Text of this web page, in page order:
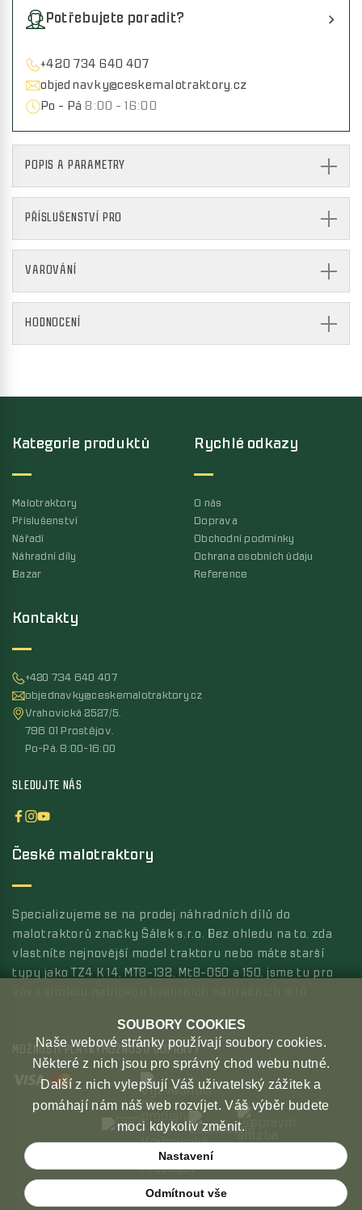
Potřebujete poradit?
+420 734 640 407
objednavky@ceskemalotraktory.cz
Po - Pá 8:00 - 16:00
POPIS A PARAMETRY
PŘÍSLUŠENSTVÍ PRO
VAROVÁNÍ
HODNOCENÍ
Kontakty
+420 734 640 407
objednavky@ceskemalotraktory.cz
Vrahovická 2527/5,
796 01 Prostějov,
Po-Pá, 8:00-16:00
SLEDUJTE NÁS
Kategorie produktů
Malotraktory
Příslušenství
Nářadí
Náhradní díly
Bazar
Rychlé odkazy
O nás
Doprava
Obchodní podmínky
Ochrana osobních údaju
Reference
České malotraktory
Specializujeme se na prodej náhradních dílů do
malotraktorů značky Šálek s.r.o. Bez ohledu na to, zda
vlastníte nejnovější model traktoru nebo máte starší
typy jako TZ4 K 14, MT8-132, Mt8-050 a 150, jsme tu pro
MOŽNOSTI PLATBYMOŽNOSTI DOPRAVY
SOUBORY COOKIES
Naše webové stránky používají soubory cookies.
Některé z nich jsou pro správný chod webu nutné.
Další z nich vylepšují Váš uživatelský zážitek a
pomáhají nám náš web rozvíjet. Váš výběr budete
moci kdykoliv změnit.
Nastavení
Odmítnout vše